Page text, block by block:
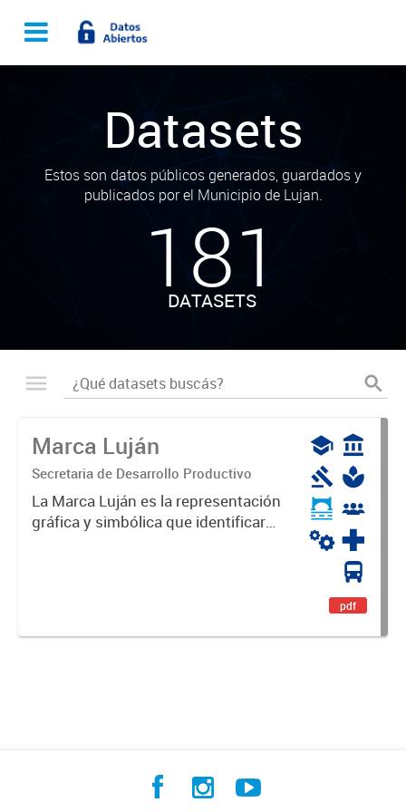
Datasets
Estos son datos públicos generados, guardados y
publicados por el Municipio de Lujan.
181
DATASETS
Marca Luján
Secretaria de Desarrollo Productivo
La Marca Luján es la representación
gráfica y simbólica que identificará
pdf